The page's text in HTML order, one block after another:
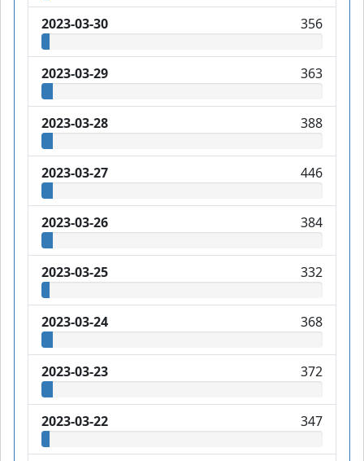
2023-03-30 356
2023-03-29 363
2023-03-28 388
2023-03-27 446
2023-03-26 384
2023-03-25 332
2023-03-24 368
2023-03-23 372
2023-03-22 347